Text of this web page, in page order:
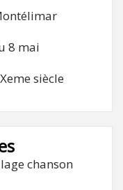
8 mai
siècle
chanson